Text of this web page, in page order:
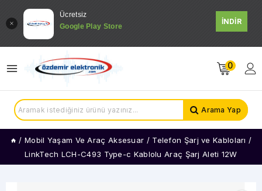
Ücretsiz
Google Play Store
İNDİR
0
Arama Yap
/ Mobil Yaşam Ve Araç Aksesuar / Telefon Şarj ve Kabloları /
LinkTech LCH-C493 Type-c Kablolu Araç Şarj Aleti 12W